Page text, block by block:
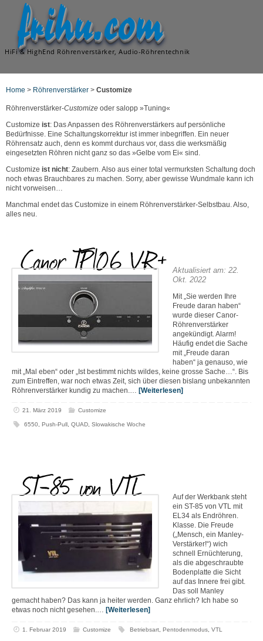
frihu.com
HiFi & HighEnd Röhrenverstärker, Audio-Röhrentechnik
Home > Röhrenverstärker > Customize
Röhrenverstärker-Customize oder salopp »Tuning«
Customize ist: Das Anpassen des Röhrenverstärkers auf persönliche
Bedürfnisse. Eine Schaltungskorrektur ist immer inbegriffen. Ein neuer
Röhrensatz auch, denn es kommt durchaus vor, dass die werksmäßig
eingesetzten Röhren nicht ganz so das »Gelbe vom Ei« sind.
Customize ist nicht: Zaubern. Also aus einer total vermurksten Schaltung doch
noch etwas Brauchbares zu machen. Sorry, aber gewisse Wundmale kann ich
nicht vorweisen…
Manchmal endet das Customize in einem Röhrenverstärker-Selbstbau. Also,
alles neu.
Canor TP106 VR+
Aktualisiert am: 22.
Okt. 2022
Mit „Sie werden Ihre
Freude daran haben“
wurde dieser Canor-
Röhrenverstärker
angekündigt. Alarm!
Häufig endet die Sache
mit „Freude daran
haben“ ja genauso, wie
mit „Mal eben“ oder „Ist bestimmt nichts wildes, keine grosse Sache…“. Bis
zum Eintreffen, war noch etwas Zeit, sich über diesen bislang unbekannten
Röhrenverstärker kundig zu machen.… [Weiterlesen]
21. März 2019 Customize
6550 ,Push-Pull ,QUAD ,Slowakische Woche
ST-85 von VTL
Auf der Werkbank steht
ein ST-85 von VTL mit
EL34 als Endröhren.
Klasse. Die Freude
(„Mensch, ein Manley-
Verstärker!“) wich
schnell Ernüchterung,
als die abgeschraubte
Bodenplatte die Sicht
auf das Innere frei gibt.
Das soll Manley
gemacht haben? Das kann ja heiter werden. Ganz ehrlich? Ich habe so
etwas noch nicht gesehen.… [Weiterlesen]
1. Februar 2019 Customize Betriebsart, Pentodenmodus, VTL